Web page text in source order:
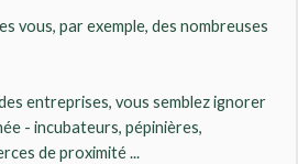
vous, par exemple, des nombreuses
entreprises, vous semblez ignorer
- incubateurs, pépinières,
de proximité ...